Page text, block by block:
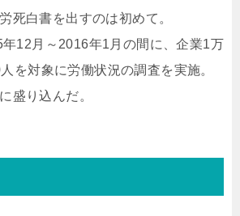
死白書を出すのは初めて。
12月～2016年1月の間に、企業1万
を対象に労働状況の調査を実施。
に盛り込んだ。